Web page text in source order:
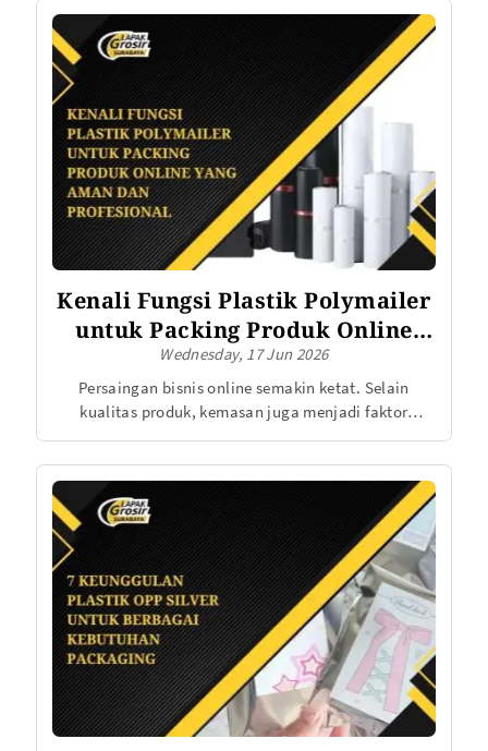
Karena alasan tersebut, banyak penyelenggara acara
kini beralih menggunakan tas mika PP premium
sebagai kemasan souvenir.
Kenali Fungsi Plastik Polymailer
untuk Packing Produk Online
yang Aman dan Profesional
Wednesday, 17 Jun 2026
Persaingan bisnis online semakin ketat. Selain
kualitas produk, kemasan juga menjadi faktor
selama proses pengiriman, sementara tampilan yang
rapi mampu meningkatkan citra profesional sebuah
toko online.